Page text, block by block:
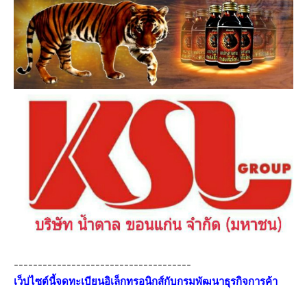
-------------------------------------
เว็ปไซต์นี้จดทะเบียนอิเล็กทรอนิกส์กับกรมพัฒนาธุรกิจการค้า